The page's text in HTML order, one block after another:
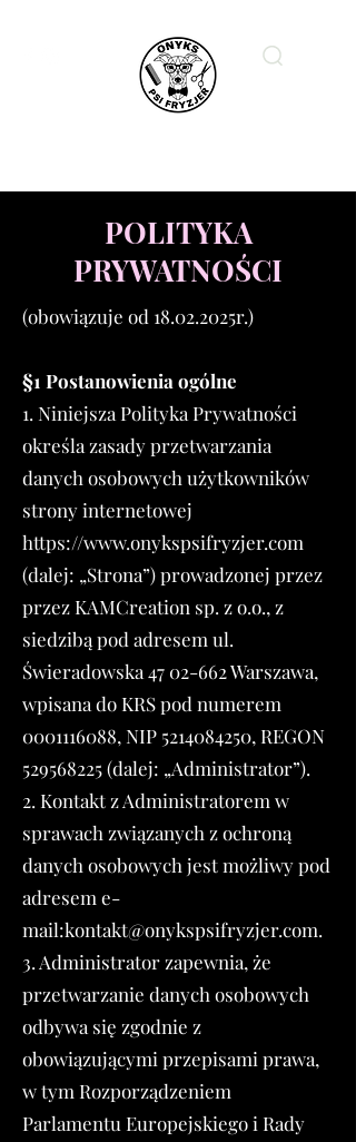
POLITYKA
PRYWATNOŚCI
(obowiązuje od 18.02.2025r.)
§1 Postanowienia ogólne
1. Niniejsza Polityka Prywatności
określa zasady przetwarzania
danych osobowych użytkowników
strony internetowej
https://www.onykspsifryzjer.com
(dalej: „Strona”) prowadzonej przez
przez KAMCreation sp. z o.o., z
siedzibą pod adresem ul.
Świeradowska 47 02-662Warszawa,
wpisana do KRS pod numerem
0001116088, NIP 5214084250, REGON
529568225(dalej: „Administrator”).
2. Kontakt z Administratorem w
sprawach związanych z ochroną
danych osobowych jest możliwy pod
adresem e-
mail:kontakt@onykspsifryzjer.com.
3. Administrator zapewnia, że
przetwarzanie danych osobowych
odbywa się zgodnie z
obowiązującymi przepisami prawa,
w tym Rozporządzeniem
Parlamentu Europejskiego i Rady